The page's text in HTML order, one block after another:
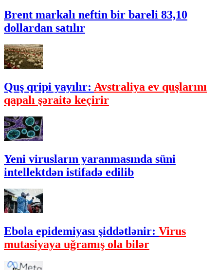
Brent markalı neftin bir bareli 83,10
dollardan satılır
Quş qripi yayılır: Avstraliya ev quşlarını
qapalı şəraitə keçirir
Yeni virusların yaranmasında süni
intellektdən istifadə edilib
Ebola epidemiyası şiddətlənir: Virus
mutasiyaya uğramış ola bilər